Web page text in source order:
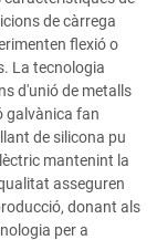
de càrrega
flexió o
La tecnologia
d'unió de metalls
galvànica fan
de silicona pu
mantenint la
asseguren
donant als
per a